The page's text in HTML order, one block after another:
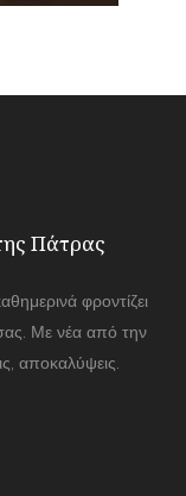
Πάτρας
φροντίζει
σας. Με νέα από την
αποκαλύψεις.